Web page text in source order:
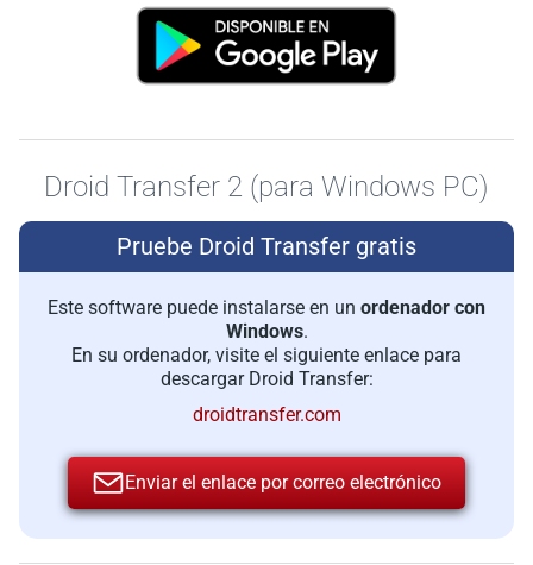
Droid Transfer 2 (para Windows PC)
Pruebe Droid Transfer gratis
Este software puede instalarse en un ordenador con
Windows.
En su ordenador, visite el siguiente enlace para
descargar Droid Transfer:
droidtransfer.com
Enviar el enlace por correo electrónico